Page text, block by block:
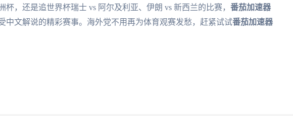
杯，还是追世界杯瑞士 vs 阿尔及利亚、伊朗 vs 新西兰的比赛， 番茄加速器
中文解说的精彩赛事。海外党不用再为体育观赛发愁，赶紧试试番茄加速器